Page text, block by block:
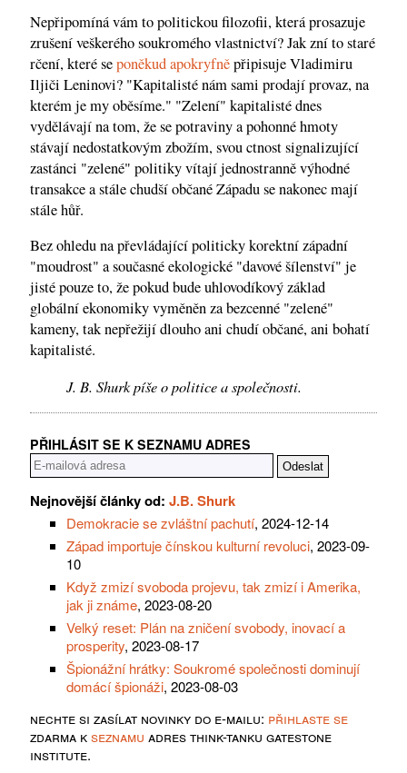
Nepřipomíná vám to politickou filozofii, která prosazuje
zrušení veškerého soukromého vlastnictví? Jak zní to staré
rčení, které seponěkud apokryfněpřipisuje Vladimiru
Iljiči Leninovi? "Kapitalisté nám sami prodají provaz, na
kterém je my oběsíme." "Zelení" kapitalisté dnes
vydělávají na tom, že se potraviny a pohonné hmoty
stávají nedostatkovým zbožím, svou ctnost signalizující
zastánci "zelené" politiky vítají jednostranně výhodné
transakce a stále chudší občané Západu se nakonec mají
stále hůř.
Bez ohledu na převládající politicky korektní západní
"moudrost" a současné ekologické "davové šílenství" je
jisté pouze to, že pokud bude uhlovodíkový základ
globální ekonomiky vyměněn za bezcenné "zelené"
kameny, tak nepřežijí dlouho ani chudí občané, ani bohatí
kapitalisté.
J. B. Shurk píše o politice a společnosti.
PŘIHLÁSIT SE K SEZNAMU ADRES
Nejnovější články od: J.B. Shurk
Demokracie se zvláštní pachutí, 2024-12-14
Západ importuje čínskou kulturní revoluci, 2023-09-
10
Když zmizí svoboda projevu, tak zmizí i Amerika,
jak ji známe, 2023-08-20
Velký reset: Plán na zničení svobody, inovací a
prosperity, 2023-08-17
Špionážní hrátky: Soukromé společnosti dominují
domácí špionáži, 2023-08-03
nechte si zasílat novinky do e-mailu: přihlaste se
zdarma kseznamu adres think-tanku gatestone
institute.